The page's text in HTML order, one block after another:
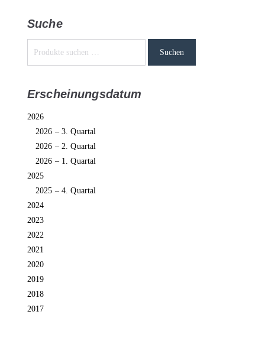
Suche
Suchen
Erscheinungsdatum
2026
2026 – 3. Quartal
2026 – 2. Quartal
2026 – 1. Quartal
2025
2025 – 4. Quartal
2024
2023
2022
2021
2020
2019
2018
2017